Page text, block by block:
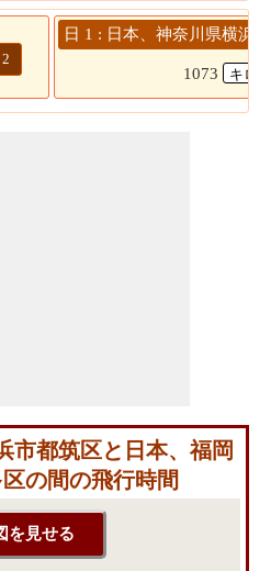
2
日 1 : 日本、神奈川県横浜
1073
市都筑区と日本、福岡
の間の飛行時間